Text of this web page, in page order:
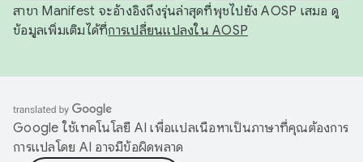
สาขา Manifest จะอ้างอิงถึงรุ่นล่าสุดที่พุชไปยัง AOSP เสมอ ดู
ข้อมูลเพิ่มเติมได้ที่การเปลี่ยนแปลงใน AOSP
Google ใช้เทคโนโลยี AI เพื่อแปลเนื้อหาเป็นภาษาที่คุณต้องการ
การแปลโดย AI อาจมีข้อผิดพลาด